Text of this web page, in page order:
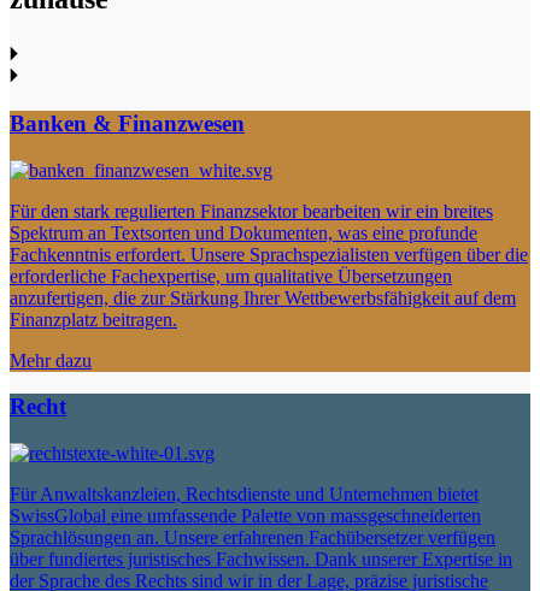
Banken & Finanzwesen
Für den stark regulierten Finanzsektor bearbeiten wir ein breites
Spektrum an Textsorten und Dokumenten, was eine profunde
Fachkenntnis erfordert. Unsere Sprachspezialisten verfügen über die
erforderliche Fachexpertise, um qualitative Übersetzungen
anzufertigen, die zur Stärkung Ihrer Wettbewerbsfähigkeit auf dem
Finanzplatz beitragen.
Mehr dazu
Recht
Für Anwaltskanzleien, Rechtsdienste und Unternehmen bietet
SwissGlobal eine umfassende Palette von massgeschneiderten
Sprachlösungen an. Unsere erfahrenen Fachübersetzer verfügen
über fundiertes juristisches Fachwissen. Dank unserer Expertise in
der Sprache des Rechts sind wir in der Lage, präzise juristische